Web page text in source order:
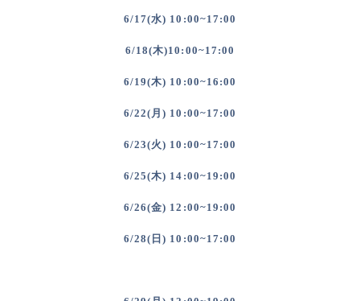
6/17(水) 10:00~17:00
6/18(木)10:00~17:00
6/19(木) 10:00~16:00
6/22(月) 10:00~17:00
6/23(火) 10:00~17:00
6/25(木) 14:00~19:00
6/26(金) 12:00~19:00
6/28(日) 10:00~17:00